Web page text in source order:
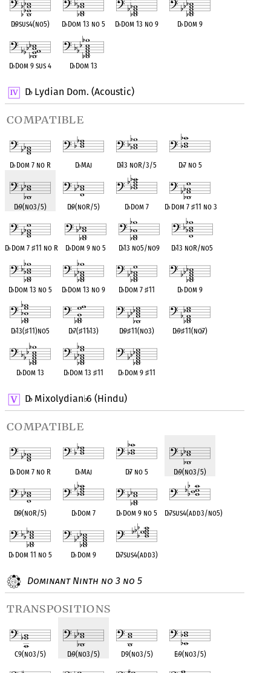
D♭9sus4(no5) D♭Dom 13 no 5 D♭Dom 13 no 9 D♭Dom 9
D♭Dom 9 sus 4 D♭Dom 13
D♭Lydian Dom. (Acoustic)
compatible
D♭Dom 7 no R D♭Maj D♭13 noR/3/5 D♭7 no 5
D♭9(no3/5) D♭9(noR/5) D♭Dom 7 D♭Dom 7 ♯11 no 3
D♭Dom 7 ♯11 no R D♭Dom 9 no 5 D♭13 no5/no9 D♭13 noR/no5
D♭Dom 13 no 5 D♭Dom 13 no 9 D♭Dom 7♯11 D♭Dom 9
D♭13(♯11)no5 D♭7(♯11♭13) D♭9♯11(no3) D♭9♯11(no♭7)
D♭Dom 13 D♭Dom 13♯11 D♭Dom 9 ♯11
D♭Mixolydian♭6 (Hindu)
compatible
D♭Dom 7 no R D♭Maj D♭7 no 5 D♭9(no3/5)
D♭9(noR/5) D♭Dom 7 D♭Dom 9 no 5 D♭7sus4(add3/no5)
D♭Dom 11 no 5 D♭Dom 9 D♭7sus4(add3)
Dominant Ninth no 3 no 5
transpositions
C9(no3/5) D♭9(no3/5) D9(no3/5) E♭9(no3/5)